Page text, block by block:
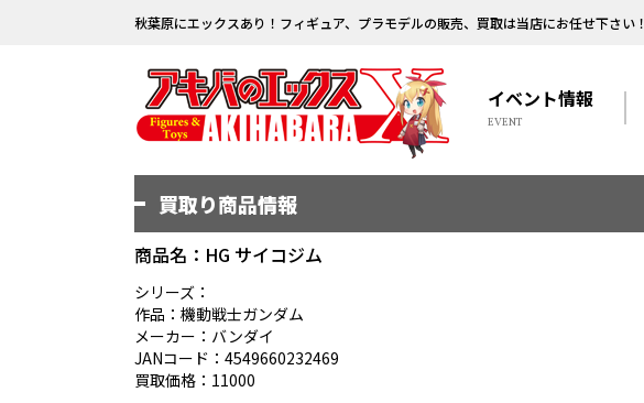
秋葉原にエックスあり！フィギュア、プラモデルの販売、買取は当店にお任せ下さい！
イベント情報
EVENT
買取り商品情報
商品名：HG サイコジム
シリーズ：
作品：機動戦士ガンダム
メーカー：バンダイ
JANコード：4549660232469
買取価格：11000